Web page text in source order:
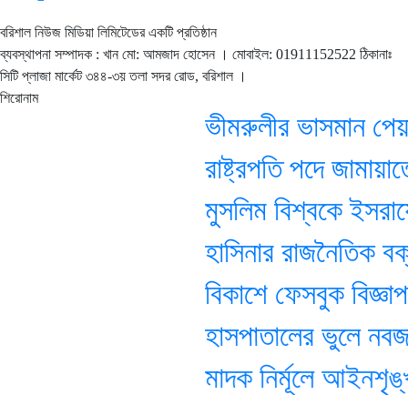
বরিশাল নিউজ মিডিয়া লিমিটেডের একটি প্রতিষ্ঠান
ব্যবস্থাপনা সম্পাদক : খান মো: আমজাদ হোসেন । মোবাইল: 01911152522 ঠিকানাঃ
সিটি প্লাজা মার্কেট ৩৪৪-৩য় তলা সদর রোড, বরিশাল ।
শিরোনাম
ভীমরুলীর ভাসমান
রাষ্ট্রপতি পদে
মুসলিম বিশ্বকে
হাসিনার রাজনৈতিক
বিকাশে ফেসবুক
হাসপাতালের ভুলে
মাদক নির্মূলে